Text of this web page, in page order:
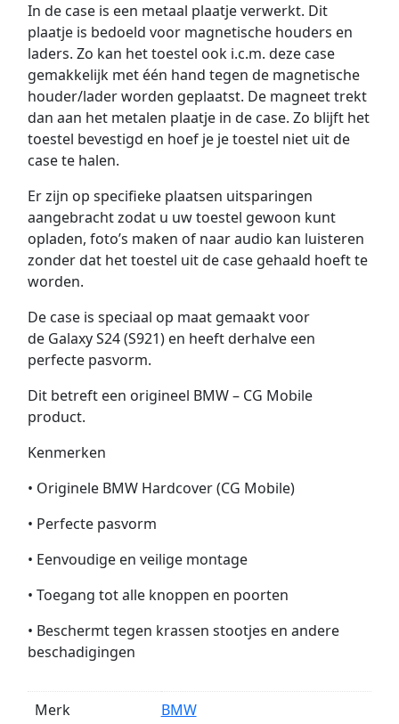
In de case is een metaal plaatje verwerkt. Dit
plaatje is bedoeld voor magnetische houders en
laders. Zo kan het toestel ook i.c.m. deze case
gemakkelijk met één hand tegen de magnetische
houder/lader worden geplaatst. De magneet trekt
dan aan het metalen plaatje in de case. Zo blijft het
toestel bevestigd en hoef je je toestel niet uit de
case te halen.
Er zijn op specifieke plaatsen uitsparingen
aangebracht zodat u uw toestel gewoon kunt
opladen, foto’s maken of naar audio kan luisteren
zonder dat het toestel uit de case gehaald hoeft te
worden.
De case is speciaal op maat gemaakt voor
de Galaxy S24 (S921) en heeft derhalve een
perfecte pasvorm.
Dit betreft een origineel BMW – CG Mobile
product.
Kenmerken
• Originele BMW Hardcover (CG Mobile)
• Perfecte pasvorm
• Eenvoudige en veilige montage
• Toegang tot alle knoppen en poorten
• Beschermt tegen krassen stootjes en andere
beschadigingen
Merk
BMW